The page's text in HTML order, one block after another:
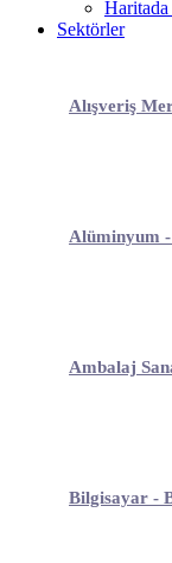
Sektörler
Alışveriş
Alüminyum
Ambalaj
Bilgisayar -